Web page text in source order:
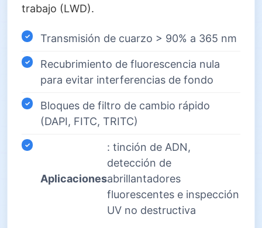
trabajo (LWD).
Transmisión de cuarzo > 90% a 365 nm
Recubrimiento de fluorescencia nula
para evitar interferencias de fondo
Bloques de filtro de cambio rápido
(DAPI, FITC, TRITC)
Aplicaciones
: tinción de ADN,
detección de
abrillantadores
fluorescentes e inspección
UV no destructiva